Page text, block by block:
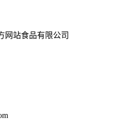
网站食品有限公司